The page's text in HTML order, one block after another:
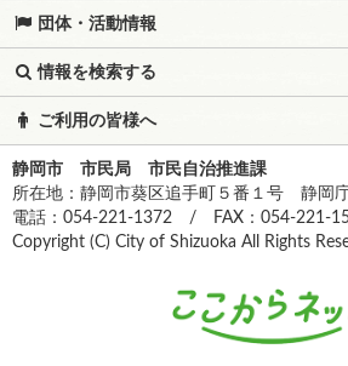
団体・活動情報
情報を検索する
ご利用の皆様へ
静岡市 市民局 市民自治推進課
所在地：静岡市葵区追手町５番１号 静岡
電話：054-221-1372 / FAX：054-221-
Copyright (C) City of Shizuoka All Rights